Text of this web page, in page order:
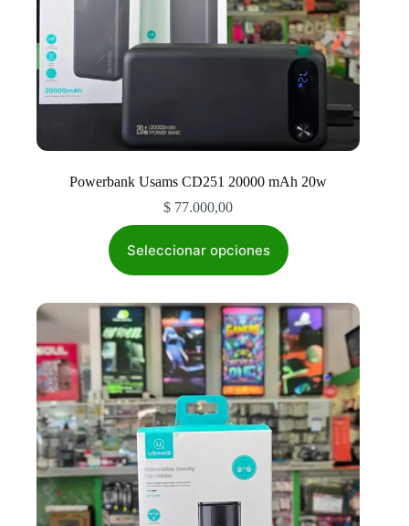
Powerbank Usams CD251 20000 mAh 20w
$ 77.000,00
Seleccionar opciones
producto
Las
opciones
se
pueden
elegir
en
la
página
producto